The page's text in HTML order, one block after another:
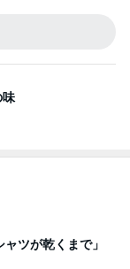
味
ツが乾くまで」